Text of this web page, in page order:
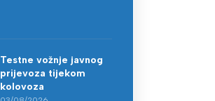
Testne vožnje javnog
prijevoza tijekom
kolovoza